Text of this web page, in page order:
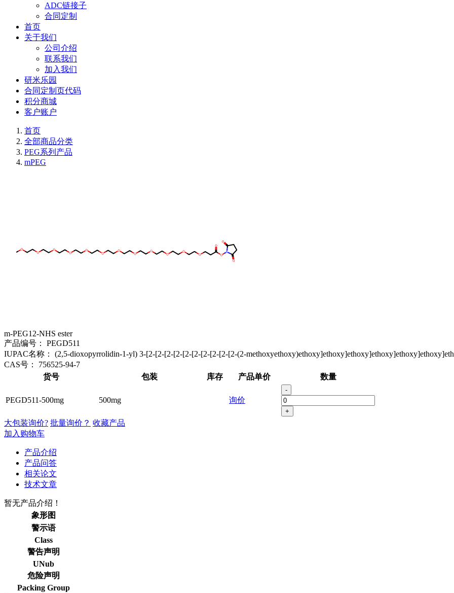
ADC链接子
合同定制
首页
关于我们
公司介绍
联系我们
加入我们
研米乐园
合同定制页代码
积分商城
客户账户
首页
全部商品分类
PEG系列产品
mPEG
m-PEG12-NHS ester
产品编号：
PEGD511
IUPAC名称： (2,5-dioxopyrrolidin-1-yl) 3-[2-[2-[2-[2-[2-[2-[2-[2-[2-[2-(2-
CAS号：
756525-94-7
货号
包装 库存 产品单价 数量
PEGD511-500mg 500mg 询价
-
+
大包装询价? 批量询价？ 收藏产品
加入购物车
产品介绍
产品问答
相关论文
技术文章
暂无产品介绍！
象形图
警示语
Class
警告声明
UNub
危险声明
Packing Group